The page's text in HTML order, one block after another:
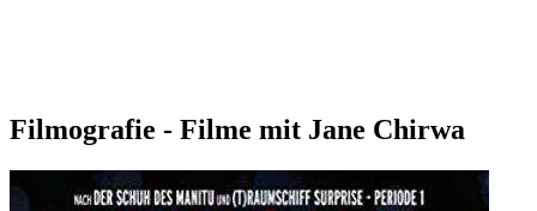
Filmografie - Filme mit Jane Chirwa